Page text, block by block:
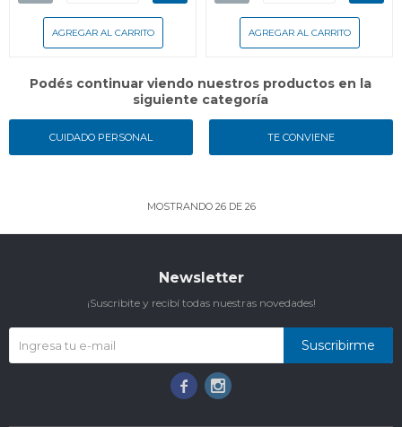
MOSTRANDO 26DE 26
CUIDADO PERSONAL
Podés continuar viendo nuestros productos en la
siguiente categoría
TE CONVIENE
Newsletter
¡Suscribite y recibí todas nuestras novedades!
Suscribirme
 